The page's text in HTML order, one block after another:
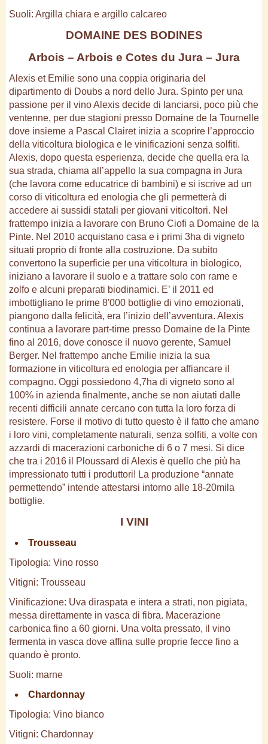
Suoli: Argilla chiara e argillo calcareo
DOMAINE DES BODINES
Arbois – Arbois e Cotes du Jura – Jura
Alexis et Emilie sono una coppia originaria del
dipartimento di Doubs a nord dello Jura. Spinto per una
passione per il vino Alexis decide di lanciarsi, poco più che
ventenne, per due stagioni presso Domaine de la Tournelle
dove insieme a Pascal Clairet inizia a scoprire l’approccio
della viticoltura biologica e le vinificazioni senza solfiti.
Alexis, dopo questa esperienza, decide che quella era la
sua strada, chiama all’appello la sua compagna in Jura
(che lavora come educatrice di bambini) e si iscrive ad un
corso di viticoltura ed enologia che gli permetterà di
accedere ai sussidi statali per giovani viticoltori. Nel
frattempo inizia a lavorare con Bruno Ciofi a Domaine de la
Pinte. Nel 2010 acquistano casa e i primi 3ha di vigneto
situati proprio di fronte alla costruzione. Da subito
convertono la superficie per una viticoltura in biologico,
iniziano a lavorare il suolo e a trattare solo con rame e
zolfo e alcuni preparati biodinamici. E’ il 2011 ed
imbottigliano le prime 8'000 bottiglie di vino emozionati,
piangono dalla felicità, era l’inizio dell’avventura. Alexis
continua a lavorare part-time presso Domaine de la Pinte
fino al 2016, dove conosce il nuovo gerente, Samuel
Berger. Nel frattempo anche Emilie inizia la sua
formazione in viticoltura ed enologia per affiancare il
compagno. Oggi possiedono 4,7ha di vigneto sono al
100% in azienda finalmente, anche se non aiutati dalle
recenti difficili annate cercano con tutta la loro forza di
resistere. Forse il motivo di tutto questo è il fatto che amano
i loro vini, completamente naturali, senza solfiti, a volte con
azzardi di macerazioni carboniche di 6 o 7 mesi. Si dice
che tra i 2016 il Ploussard di Alexis è quello che più ha
impressionato tutti i produttori! La produzione “annate
permettendo” intende attestarsi intorno alle 18-20mila
bottiglie.
I VINI
Trousseau
Tipologia: Vino rosso
Vitigni: Trousseau
Vinificazione: Uva diraspata e intera a strati, non pigiata,
messa direttamente in vasca di fibra. Macerazione
carbonica fino a 60 giorni. Una volta pressato, il vino
fermenta in vasca dove affina sulle proprie fecce fino a
quando è pronto.
Suoli: marne
Chardonnay
Tipologia: Vino bianco
Vitigni: Chardonnay